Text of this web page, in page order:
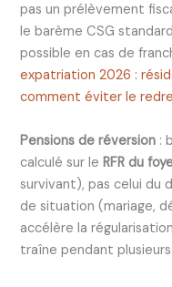
pas un prélèvement
le barème CSG
possible en cas de
expatriation 2026 :
comment éviter le
Pensions de réversion :
calculé sur leRFR du
survivant), pas celui du
de situation (mariage,
accélère la
traîne pendant